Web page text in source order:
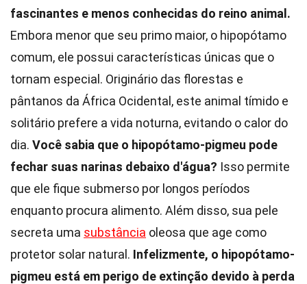
fascinantes e menos conhecidas do reino animal.
Embora menor que seu primo maior, o hipopótamo
comum, ele possui características únicas que o
tornam especial. Originário das florestas e
pântanos da África Ocidental, este animal tímido e
solitário prefere a vida noturna, evitando o calor do
dia. Você sabia que o hipopótamo-pigmeu pode
fechar suas narinas debaixo d'água? Isso permite
que ele fique submerso por longos períodos
enquanto procura alimento. Além disso, sua pele
secreta uma substância oleosa que age como
protetor solar natural. Infelizmente, o hipopótamo-
pigmeu está em perigo de extinção devido à perda